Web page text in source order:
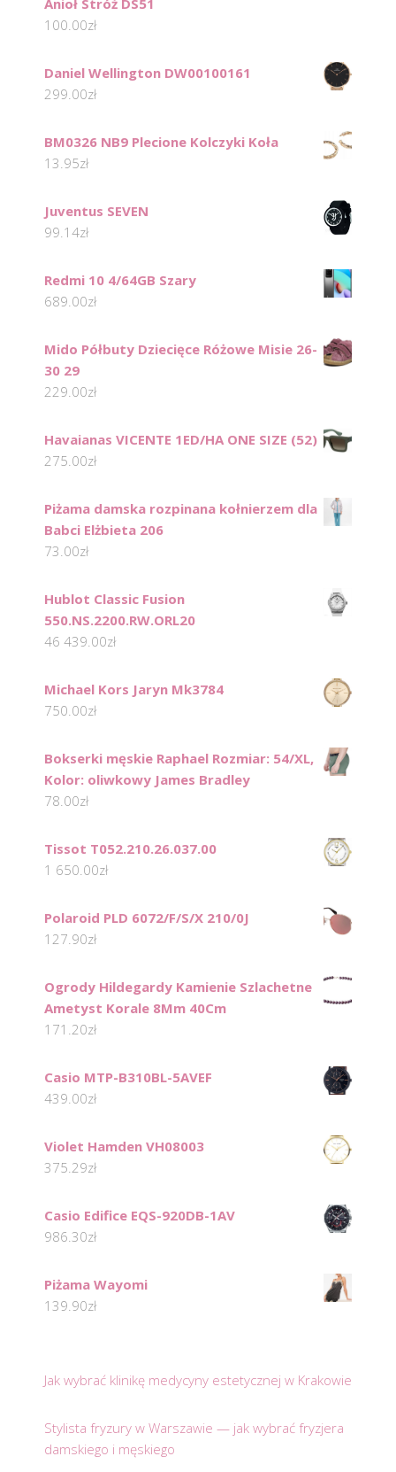
Anioł Stróż DS51
100.00zł
Daniel Wellington DW00100161
299.00zł
BM0326 NB9 Plecione Kolczyki Koła
13.95zł
Juventus SEVEN
99.14zł
Redmi 10 4/64GB Szary
689.00zł
Mido Półbuty Dziecięce Różowe Misie 26-
30 29
229.00zł
Havaianas VICENTE 1ED/HA ONE SIZE (52)
275.00zł
Piżama damska rozpinana kołnierzem dla
Babci Elżbieta 206
73.00zł
Hublot Classic Fusion
550.NS.2200.RW.ORL20
46 439.00zł
Michael Kors Jaryn Mk3784
750.00zł
Bokserki męskie Raphael Rozmiar: 54/XL,
Kolor: oliwkowy James Bradley
78.00zł
Tissot T052.210.26.037.00
1 650.00zł
Polaroid PLD 6072/F/S/X 210/0J
127.90zł
Ogrody Hildegardy Kamienie Szlachetne
Ametyst Korale 8Mm 40Cm
171.20zł
Casio MTP-B310BL-5AVEF
439.00zł
Violet Hamden VH08003
375.29zł
Casio Edifice EQS-920DB-1AV
986.30zł
Piżama Wayomi
139.90zł
Jak wybrać klinikę medycyny estetycznej w Krakowie
Stylista fryzury w Warszawie — jak wybrać fryzjera
damskiego i męskiego